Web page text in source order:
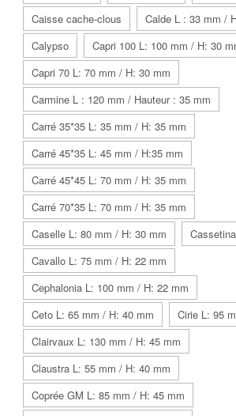
Caisse cache-clous
Calde L : 33 mm /
Calypso
Capri 100 L: 100 mm / H: 30
Capri 70 L: 70 mm / H: 30 mm
Carmine L : 120 mm / Hauteur : 35 mm
Carré 35*35 L: 35 mm / H: 35 mm
Carré 45*35 L: 45 mm / H:35 mm
Carré 45*45 L: 70 mm / H: 35 mm
Carré 70*35 L: 70 mm / H: 35 mm
Caselle L: 80 mm / H: 30 mm
Cassetina
Cavallo L: 75 mm / H: 22 mm
Cephalonia L: 100 mm / H: 22 mm
Ceto L: 65 mm / H: 40 mm
Cirie L: 95
Clairvaux L: 130 mm / H: 45 mm
Claustra L: 55 mm / H: 40 mm
Coprée GM L: 85 mm / H: 45 mm